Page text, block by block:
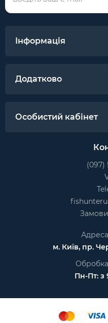
Інформація
Додатково
Особистий кабінет
(097)
м. Київ, пр.
Пн-Пт: з